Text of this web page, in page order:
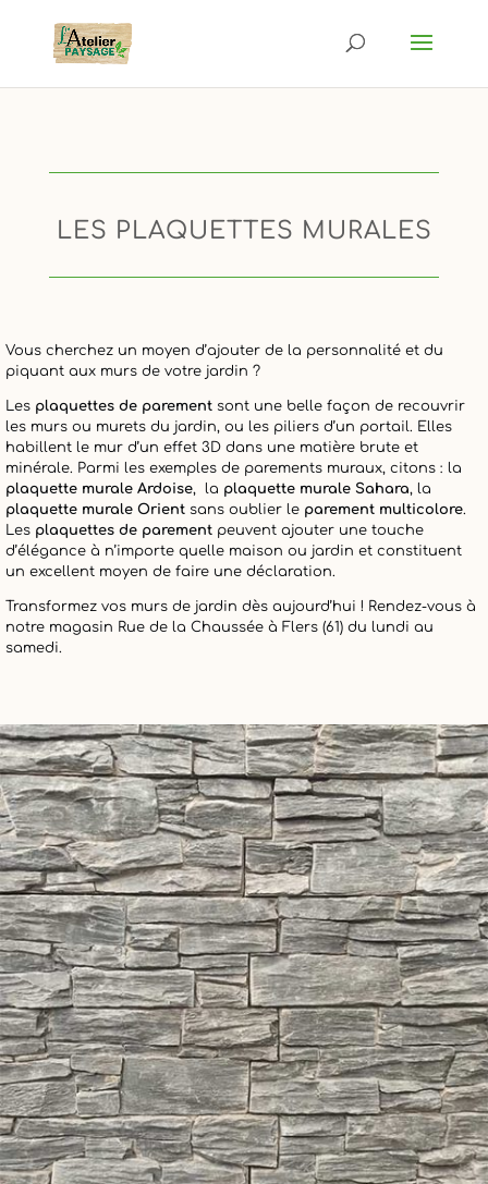
LES PLAQUETTES MURALES
Vous cherchez un moyen d’ajouter de la personnalité et du
piquant aux murs de votre jardin ?
Les plaquettes de parement sont une belle façon de recouvrir
les murs ou murets du jardin, ou les piliers d’un portail. Elles
habillent le mur d’un effet 3D dans une matière brute et
minérale. Parmi les exemples de parements muraux, citons : la
plaquette murale Ardoise, la plaquette murale Sahara, la
plaquette murale Orient sans oublier le parement multicolore.
Les plaquettes de parement peuvent ajouter une touche
d’élégance à n’importe quelle maison ou jardin et constituent
un excellent moyen de faire une déclaration.
Transformez vos murs de jardin dès aujourd’hui ! Rendez-vous à
notre magasin Rue de la Chaussée à Flers (61) du lundi au
samedi.